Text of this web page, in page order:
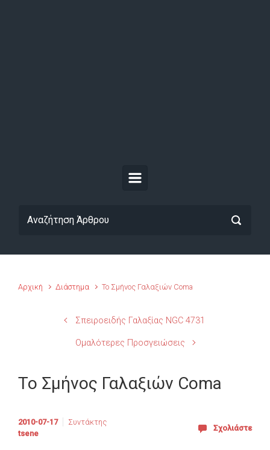
Αρχική Διάστημα Το Σμήνος Γαλαξιών Coma
Σπειροειδής Γαλαξίας NGC 4731
Ομαλότερες Προσγειώσεις
Το Σμήνος Γαλαξιών Coma
2010-07-17
Συντάκτης
tsene
Σχολιάστε